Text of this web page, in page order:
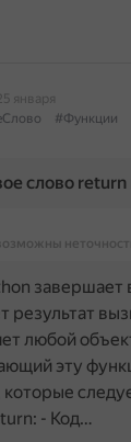
января
#Функции
слово return
завершает
результат
любой
эту
- Код…